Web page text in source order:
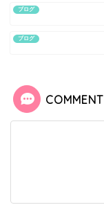
ブログ
ブログ
COMMENT